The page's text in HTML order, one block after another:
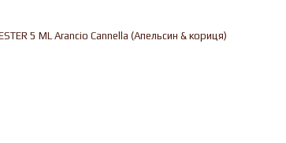
5 ML Arancio Cannella (Апельсин & кориця)